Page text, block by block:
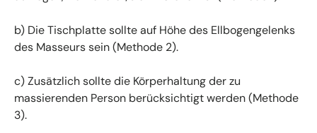
b) Die Tischplatte sollte auf Höhe des Ellbogengelenks
des Masseurs sein (Methode 2).
c) Zusätzlich sollte die Körperhaltung der zu
massierenden Person berücksichtigt werden (Methode
3).